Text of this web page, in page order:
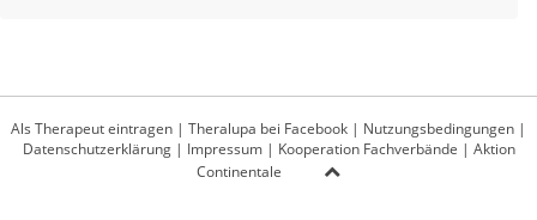
Als Therapeut eintragen | Theralupa bei Facebook | Nutzungsbedingungen |
Datenschutzerklärung| Impressum| Kooperation Fachverbände | Aktion
Continentale